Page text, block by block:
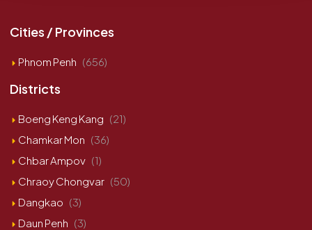
Cities / Provinces
Phnom Penh (656)
Districts
Boeng Keng Kang (21)
Chamkar Mon (36)
Chbar Ampov (1)
Chraoy Chongvar (50)
Dangkao (3)
Daun Penh (3)